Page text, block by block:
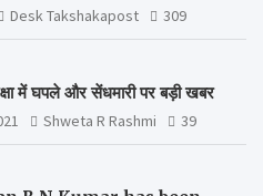
WHO
Desk Takshakapost 309
में घपले और सेंधमारी पर बड़ी खबर
Shweta R Rashmi 39